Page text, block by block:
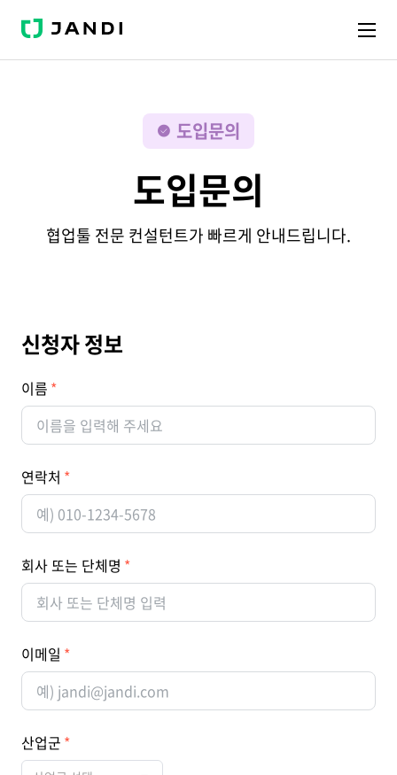
J
N
도입문의
도입문의
협업툴 전문 컨설턴트가 빠르게 안내드립니다.
신청자 정보
이름
연락처
회사 또는 단체명
이메일
산업군